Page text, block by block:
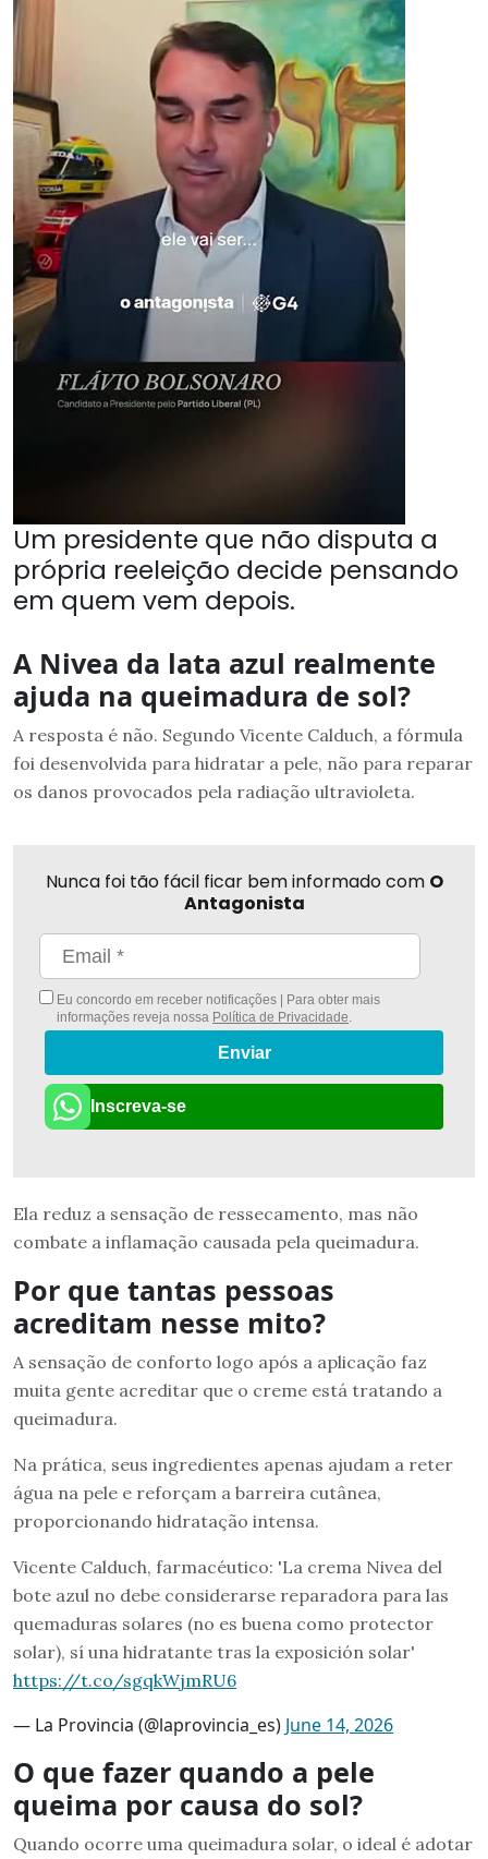
Um presidente que não disputa a
própria reeleição decide pensando
em quem vem depois.
A Nivea da lata azul realmente
ajuda na queimadura de sol?
A resposta é não. Segundo Vicente Calduch, a fórmula
foi desenvolvida para hidratar a pele, não para reparar
os danos provocados pela radiação ultravioleta.
Nunca foi tão fácil ficar bem informado com O
Antagonista
Eu concordo em receber notificações | Para obter mais
informações reveja nossa Política de Privacidade.
Enviar
Inscreva-se
Ela reduz a sensação de ressecamento, mas não
combate a inflamação causada pela queimadura.
Por que tantas pessoas
acreditam nesse mito?
A sensação de conforto logo após a aplicação faz
muita gente acreditar que o creme está tratando a
queimadura.
Na prática, seus ingredientes apenas ajudam a reter
água na pele e reforçam a barreira cutânea,
proporcionando hidratação intensa.
Vicente Calduch, farmacéutico: 'La crema Nivea del
bote azul no debe considerarse reparadora para las
quemaduras solares (no es buena como protector
solar), sí una hidratante tras la exposición solar'
https://t.co/sgqkWjmRU6
— La Provincia (@laprovincia_es) June 14, 2026
O que fazer quando a pele
queima por causa do sol?
Quando ocorre uma queimadura solar, o ideal é adotar